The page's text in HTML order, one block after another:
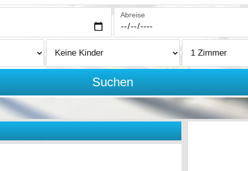
Abreise
Suchen